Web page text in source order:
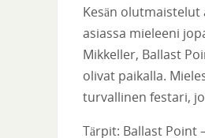
Kesän olutmaistelut
asiassa mieleeni
Mikkeller, Ballast
olivat paikalla.
turvallinen festari,
Tärpit: Ballast Point